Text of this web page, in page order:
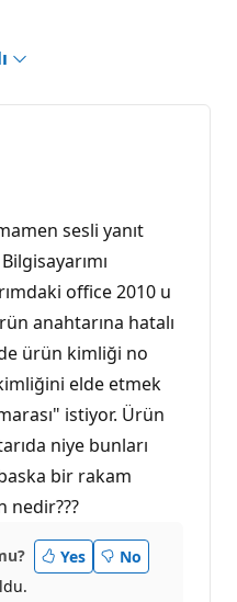
sesli yanıt
office 2010 u
anahtarına hatalı
ürün kimliği no
elde etmek
istiyor. Ürün
niye bunları
bir rakam
nedir???
Yes
No